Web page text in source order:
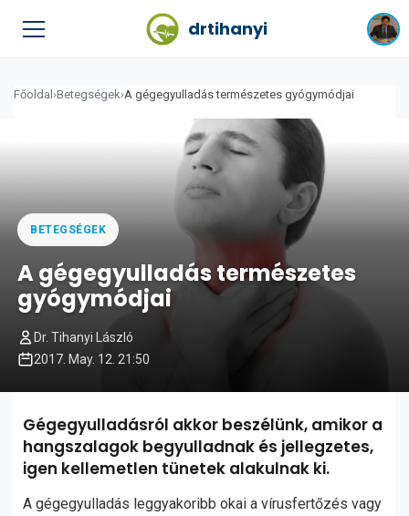
drtihanyi
Főoldal ›Betegségek›A gégegyulladás természetes gyógymódjai
BETEGSÉGEK
A gégegyulladás természetes
gyógymódjai
Dr. Tihanyi László
2017. May. 12. 21:50
Gégegyulladásról akkor beszélünk, amikor a
hangszalagok begyulladnak és jellegzetes,
igen kellemetlen tünetek alakulnak ki.
A gégegyulladás leggyakoribb okai a vírusfertőzés vagy